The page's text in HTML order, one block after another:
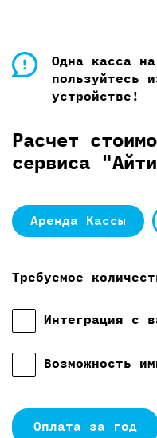
Одна касса
пользуйтесь
устройстве!
Расчет
сервиса
Аренда Кассы
Требуемое
Интеграция с
Возможность
Оплата за год